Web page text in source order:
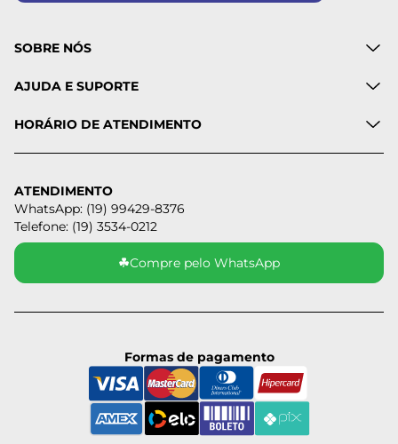
SOBRE NÓS
AJUDA E SUPORTE
HORÁRIO DE ATENDIMENTO
ATENDIMENTO
WhatsApp: (19) 99429-8376
Telefone: (19) 3534-0212
☘Compre pelo WhatsApp
Formas de pagamento